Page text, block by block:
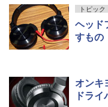
トピック
ヘッド
すもの
オンキ
ドライ